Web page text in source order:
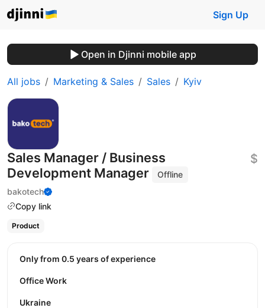
Sign Up
Open in Djinni mobile app
All jobs Marketing & Sales Sales Kyiv
Sales Manager / Business
Development Manager
Offline
bakotech
Copy link
$
Product
Only from 0.5 years of experience
Office Work
Ukraine